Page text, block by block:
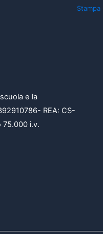
Stampa
e la
REA: CS-
75.000 i.v.